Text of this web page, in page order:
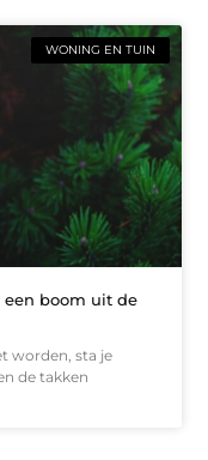
WONING EN TUIN
boom uit de
worden, sta je
de takken